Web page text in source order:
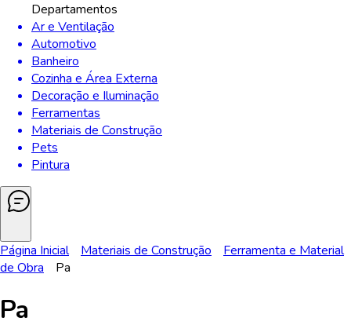
Departamentos
Ar e Ventilação
Automotivo
Banheiro
Cozinha e Área Externa
Decoração e Iluminação
Ferramentas
Materiais de Construção
Pets
Pintura
Página Inicial Materiais de Construção
Ferramenta e Material
de Obra
Pa
Pa